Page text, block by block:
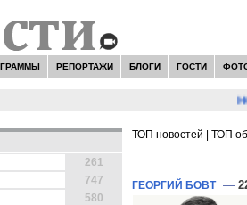
РЕПОРТАЖИ БЛОГИ ГОСТИ
261
747
580
ТОП новостей ТОП
ГЕОРГИЙ БОВТ—